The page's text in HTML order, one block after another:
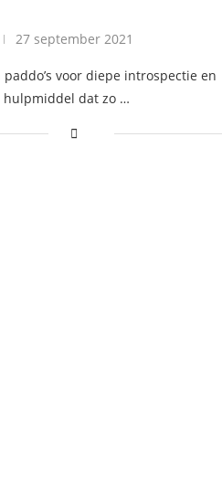
27 september 2021
voor diepe introspectie en
hulpmiddel dat zo …